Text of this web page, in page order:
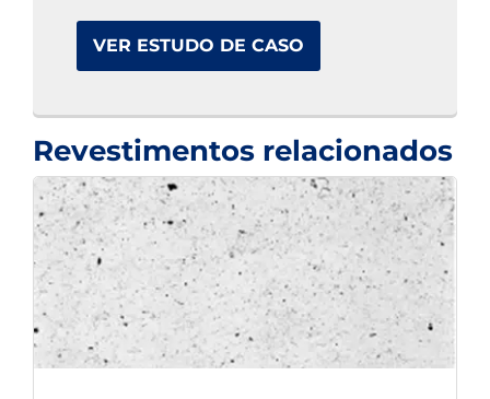
VER ESTUDO DE CASO
Revestimentos relacionados